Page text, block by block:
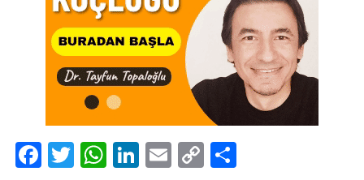
Facebook
Twitter
WhatsApp
LinkedIn
Email
Copy